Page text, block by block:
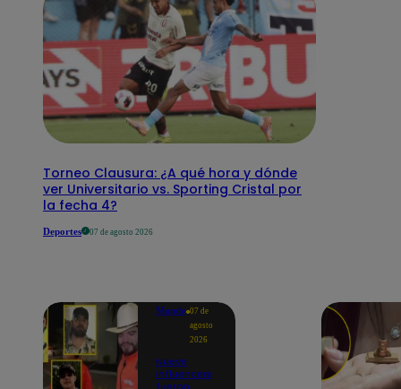
Torneo Clausura: ¿A qué hora y dónde
ver Universitario vs. Sporting Cristal por
la fecha 4?
Deportes 07 de agosto 2026
Mundo 07 de
agosto
2026
Nueve
influencers